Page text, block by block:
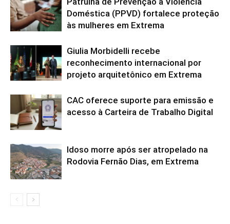
Doméstica (PPVD) fortalece proteção
às mulheres em Extrema
Giulia Morbidelli recebe
reconhecimento internacional por
projeto arquitetônico em Extrema
CAC oferece suporte para emissão e
acesso à Carteira de Trabalho Digital
Idoso morre após ser atropelado na
Rodovia Fernão Dias, em Extrema